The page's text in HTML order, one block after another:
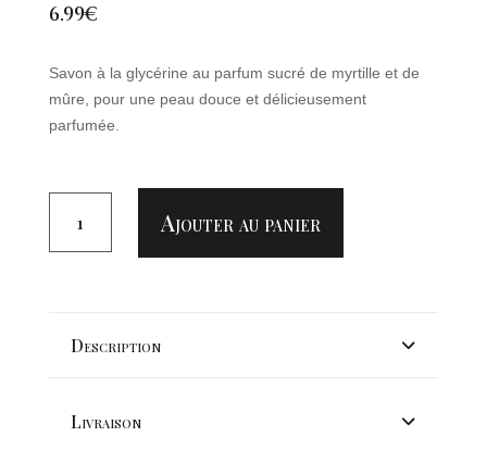
6.99€
Savon à la glycérine au parfum sucré de myrtille et de
mûre, pour une peau douce et délicieusement
parfumée.
GLYCÉRINE
Ajouter au panier
Description
Livraison